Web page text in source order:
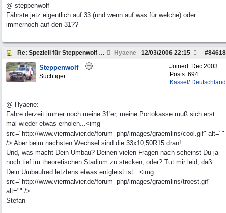
@ steppenwolf
Fährste jetz eigentlich auf 33 (und wenn auf was für welche) oder
immernoch auf den 31??
Re: Speziell für Steppenwolf und andere Pickup Fre Hyaene #84618
12/03/2006 22:15
Joined: Dec 2003
Posts: 694
Kassel/ Deutschland
Steppenwolf
Süchtiger
@ Hyaene:
Fahre derzeit immer noch meine 31'er, meine Portokasse muß sich erst
mal wieder etwas erholen...<img
src="http://www.viermalvier.de/forum_php/images/graemlins/cool.gif" alt=""
/> Aber beim nächsten Wechsel sind die 33x10,50R15 dran!
Und, was macht Dein Umbau? Deinen vielen Fragen nach scheinst Du ja
noch tief im theoretischen Stadium zu stecken, oder? Tut mir leid, daß
Dein Umbaufred letztens etwas entgleist ist...<img
src="http://www.viermalvier.de/forum_php/images/graemlins/troest.gif"
alt="" />
Stefan